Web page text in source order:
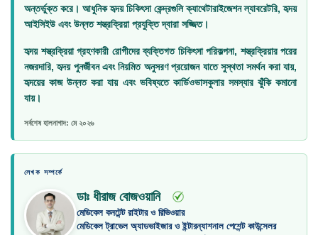
অন্তর্ভুক্ত করে। আধুনিক হৃদয় চিকিৎসা কেন্দ্রগুলি ক্যাথেটারাইজেশন ল্যাবরেটরি, হৃদয়
আইসিইউ এবং উন্নত শস্ত্রক্রিয়া প্রযুক্তি দ্বারা সজ্জিত।
হৃদয় শস্ত্রক্রিয়া গ্রহণকারী রোগীদেরব্যক্তিগত চিকিৎসা পরিকল্পনা, শস্ত্রক্রিয়ার পরের
নজরদারি, হৃদয় পুনর্জীবন এবং নিয়মিত অনুসরণ প্রয়োজন যাতে সুস্থতা সমর্থন করা যায়,
হৃদয়ের কাজ উন্নত করা যায় এবং ভবিষ্যতে কার্ডিওভাসকুলার সমস্যার ঝুঁকি কমানো
যায়।
সর্বশেষ হালনাগাদ: মে ২০২৬
লেখক সম্পর্কে
ডাঃ ধীরাজ বোজওয়ানি
মেডিকেল কনটেন্ট রাইটার ও রিভিওয়ার
মেডিকেল ট্রাভেল অ্যাডভাইজার ও ইন্টারন্যাশনাল পেশেন্ট কাউন্সেলর